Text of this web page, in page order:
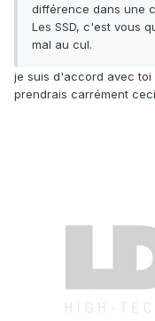
différence dans une
Les SSD, c'est vous
mal au cul.
je suis d'accord avec toi
prendrais carrément